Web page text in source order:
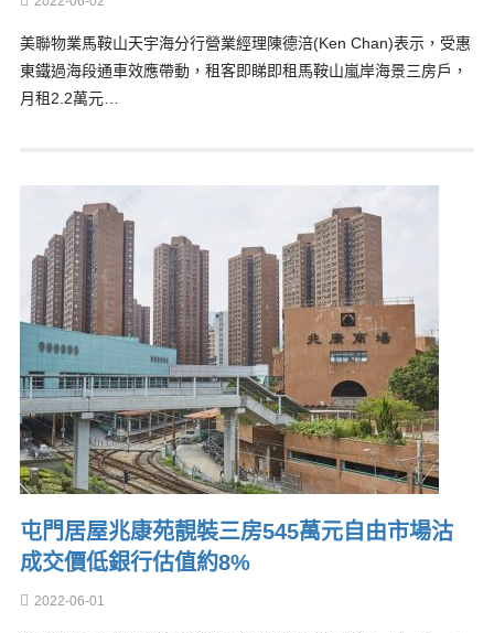
美聯物業馬鞍山天宇海分行營業經理陳德涪(Ken Chan)表示，受惠
東鐵過海段通車效應帶動，租客即睇即租馬鞍山嵐岸海景三房戶，
月租2.2萬元…
屯門居屋兆康苑靚裝三房545萬元自由市場沽
成交價低銀行估值約8%
2022-06-01